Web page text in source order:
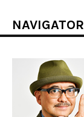
NAVIGATOR